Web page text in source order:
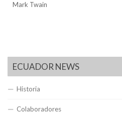
Mark Twain
ECUADOR NEWS
Historia
Colaboradores